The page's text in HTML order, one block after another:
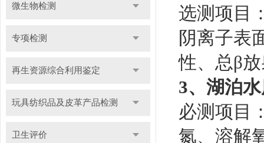
微生物检测
专项检测
再生资源综合利用鉴定
玩具纺织品及皮革产品检测
卫生评价
选测项目
阴离子表
性、总β
3、湖泊
必测项目
氮、溶解